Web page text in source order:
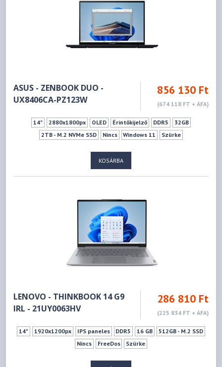
ASUS - ZENBOOK DUO -
UX8406CA-PZ123W
856 130 Ft
(674 118 FT + ÁFA)
14" 2880x1800px OLED Érintőkijelző DDR5
32GB
2TB - M.2 NVMe SSD
Nincs Windows 11 Szürke
KOSÁRBA
LENOVO - THINKBOOK 14 G9
IRL - 21UY0063HV
286 810 Ft
(225 834 FT + ÁFA)
14" 1920x1200px IPS paneles DDR5 16 GB
512GB - M.2 SSD
Nincs
FreeDos Szürke